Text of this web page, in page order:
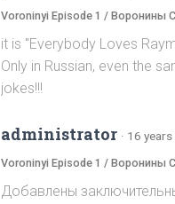
Voroninyi Episode 1 / Воронины
it is "Everybody Loves
Only in Russian, even the
jokes!!!
administrator · 16 years
Voroninyi Episode 1 / Воронины
Добавлены